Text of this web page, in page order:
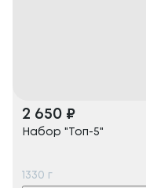
2 650 ₽
Набор "Топ-5"
1330 г